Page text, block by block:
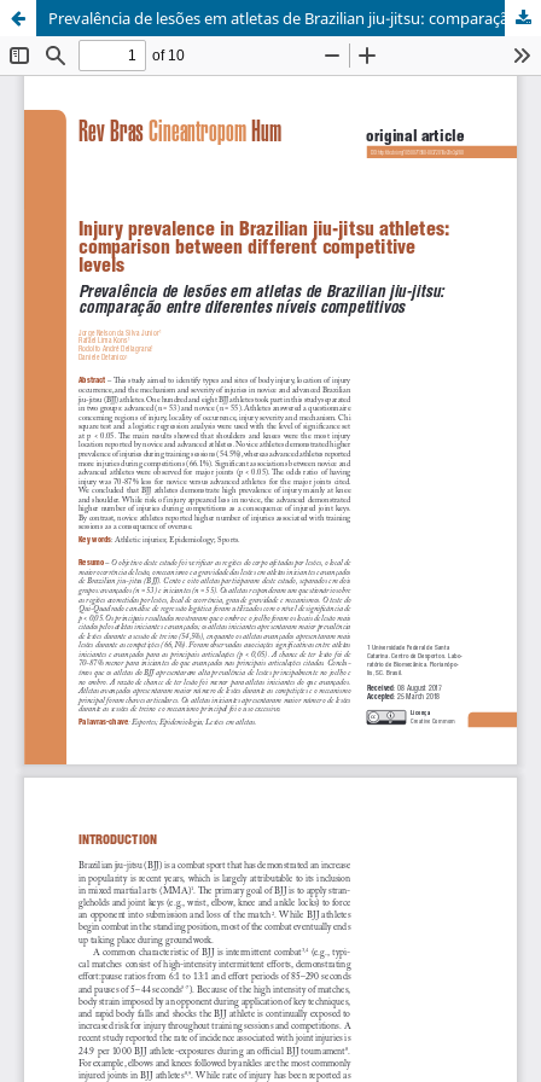
Prevalência de lesões em atletas de Brazilian jiu-jitsu: comparação entre diferentes níveis competitivos